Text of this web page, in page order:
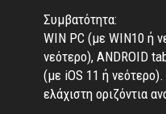
Συμβατότητα:
WIN PC (με WIN10 ή
νεότερο), ANDROID
(με iOS 11 ή
ελάχιστη οριζόντια